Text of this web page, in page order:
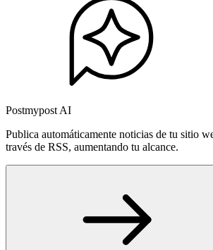
Postmypost AI
Publica automáticamente noticias de tu sitio
través de RSS, aumentando tu alcance.